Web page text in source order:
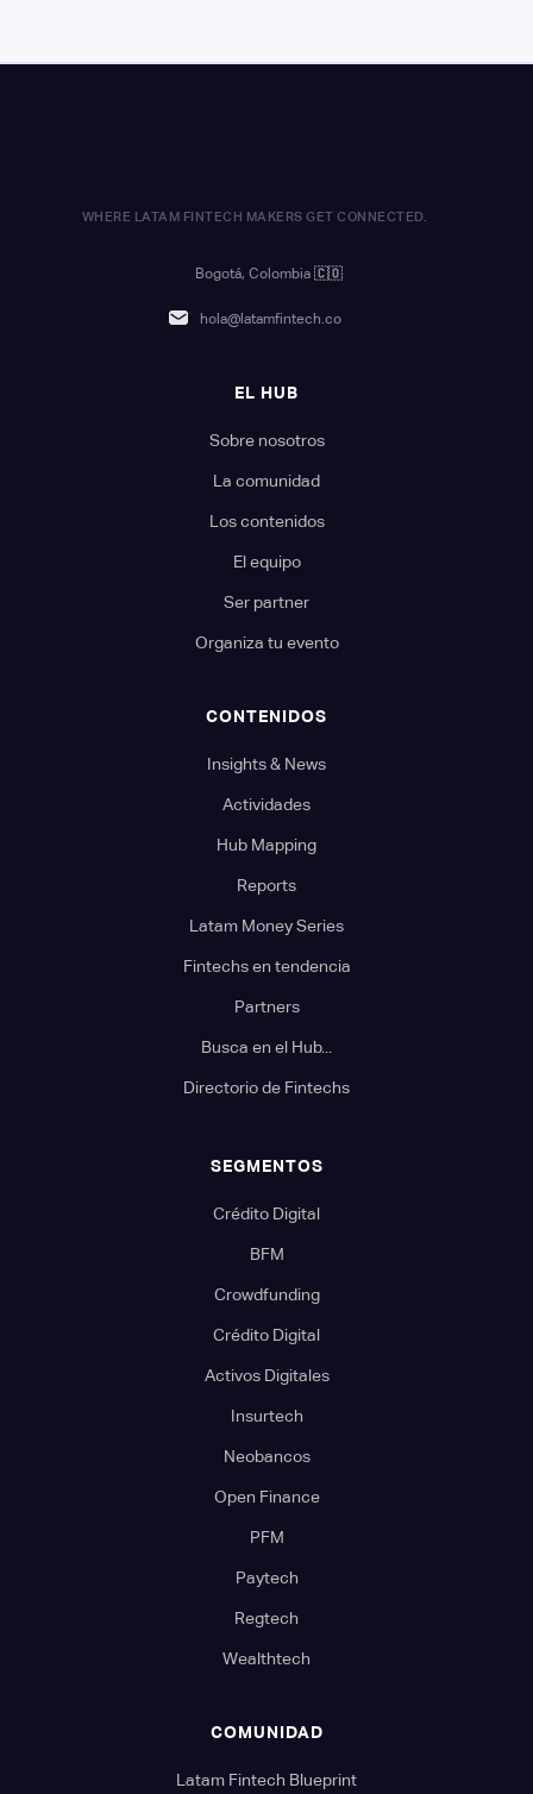
WHERE LATAM FINTECH MAKERS GET CONNECTED.
Bogotá, Colombia 🇨🇴
hola@latamfintech.co
EL HUB
Sobre nosotros
La comunidad
Los contenidos
El equipo
Ser partner
Organiza tu evento
CONTENIDOS
Insights & News
Actividades
Hub Mapping
Reports
Latam Money Series
Fintechs en tendencia
Partners
Busca en el Hub...
Directorio de Fintechs
SEGMENTOS
Crédito Digital
BFM
Crowdfunding
Crédito Digital
Activos Digitales
Insurtech
Neobancos
Open Finance
PFM
Paytech
Regtech
Wealthtech
COMUNIDAD
Latam Fintech Blueprint